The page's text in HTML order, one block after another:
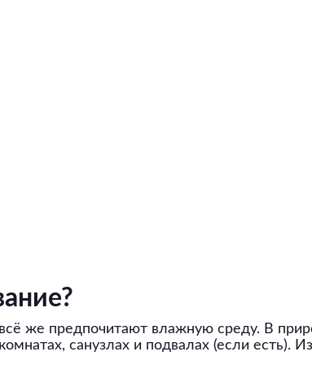
же предпочитают влажную среду. В
санузлах и подвалах (если есть).